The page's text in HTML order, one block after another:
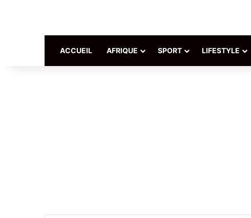
ACCUEIL AFRIQUE SPORT LIFESTYLE